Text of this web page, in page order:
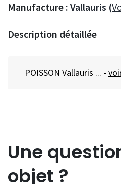
Manufacture : Vallauris (
Description détaillée
POISSON Vallauris ... -
Une
objet ?